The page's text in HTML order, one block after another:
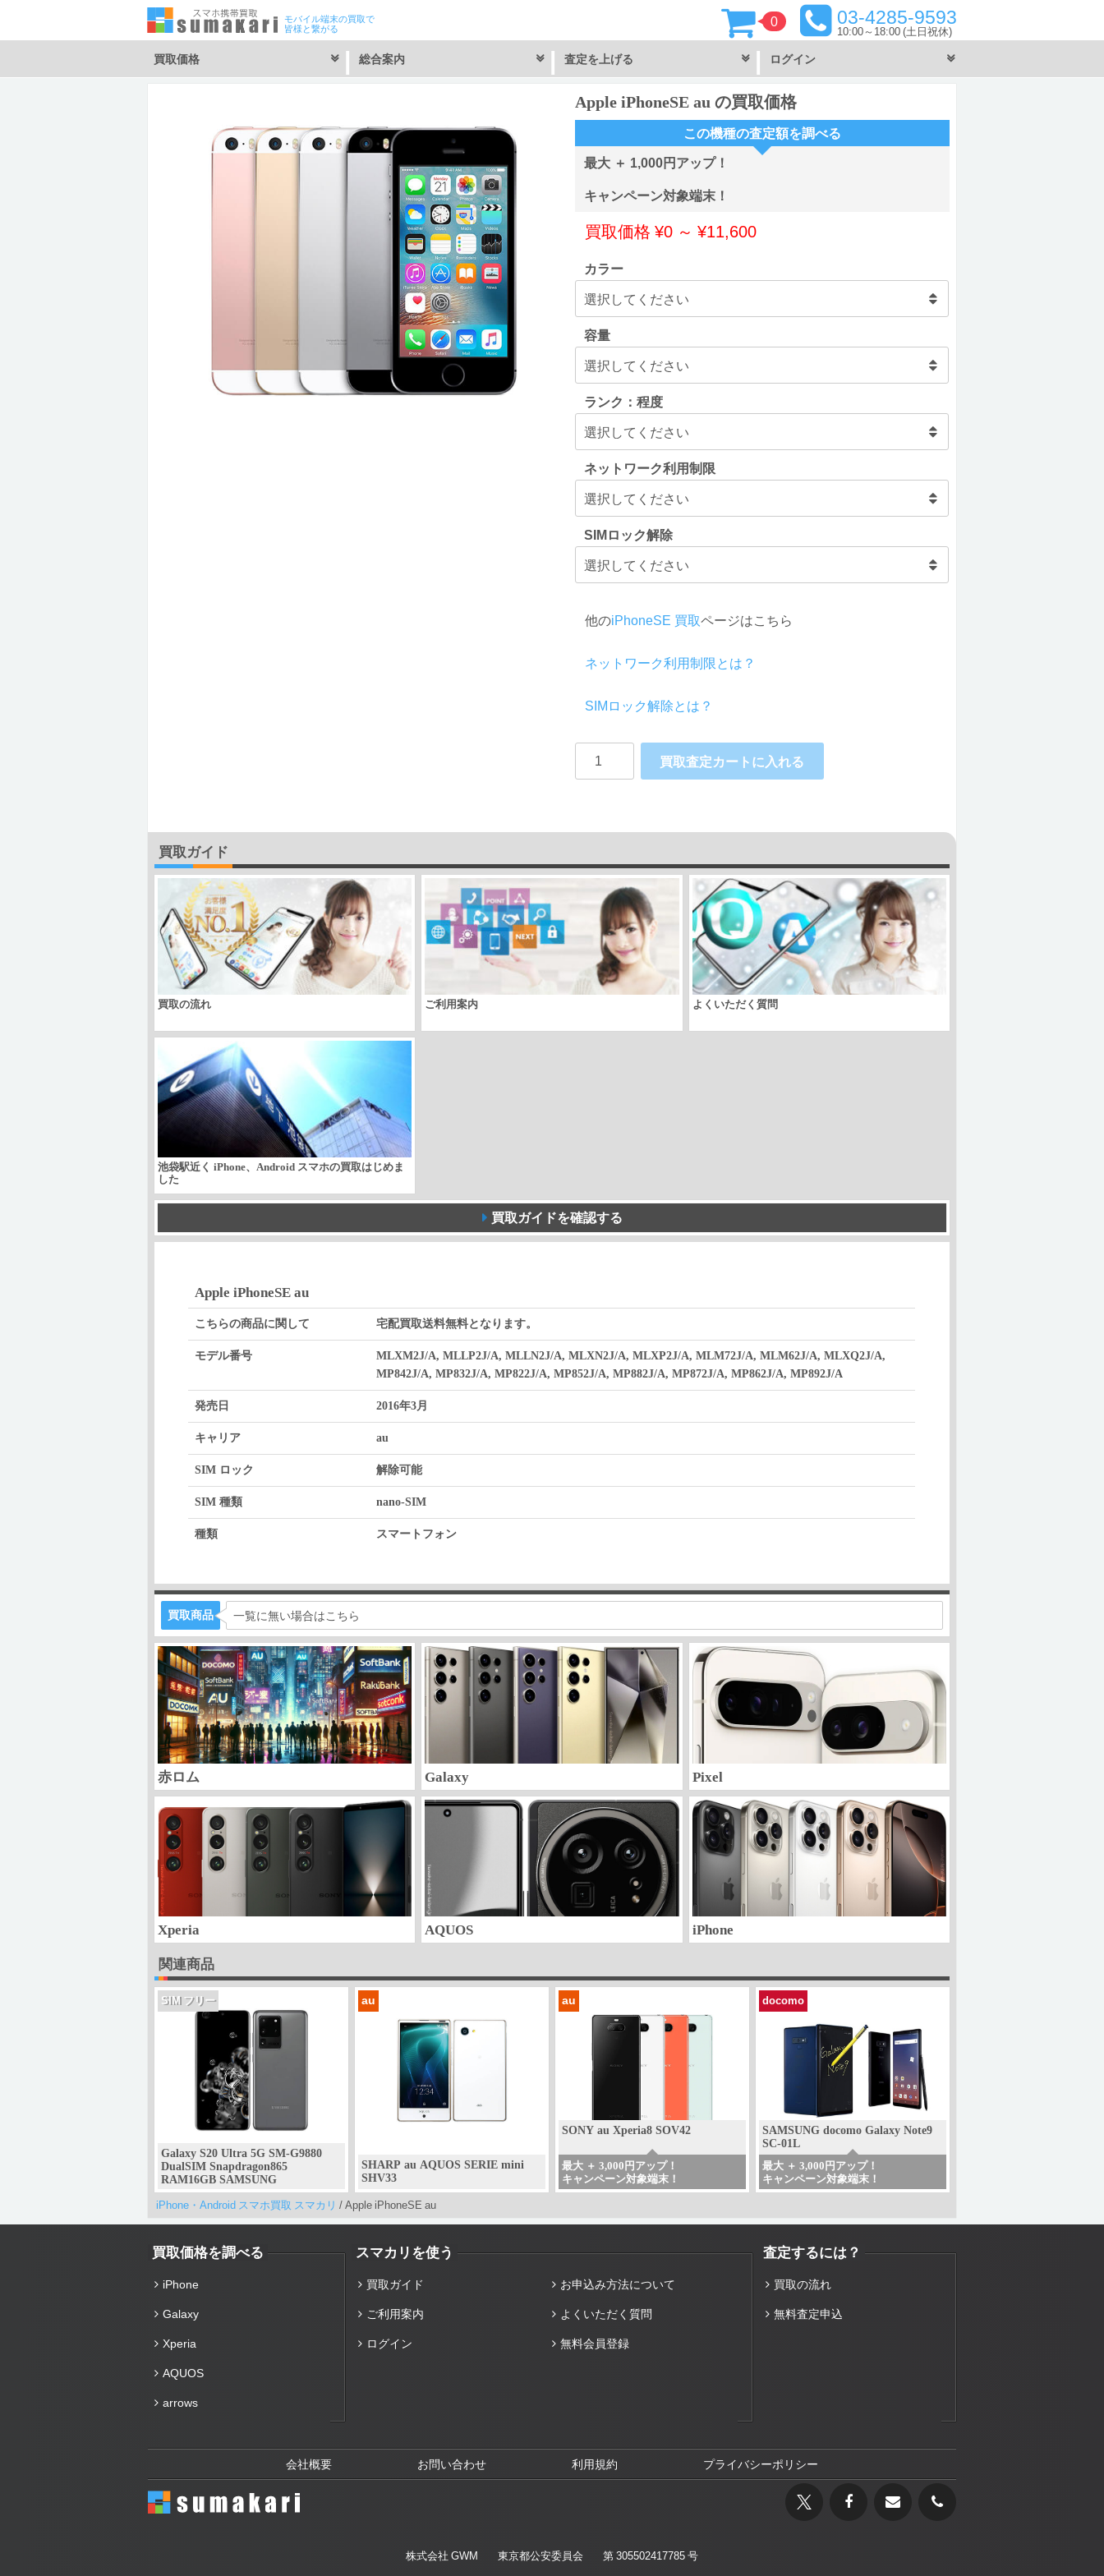
モバイル端末の買取で
皆様と繋がる
03-4285-9593
10:00～18:00 (土日祝休)
0
買取価格 総合案内 査定を上げる ログイン
Apple iPhoneSE au の買取価格
この機種の査定額を調べる
最大 ＋ 1,000円アップ！
キャンペーン対象端末！
買取価格 ¥0～ ¥11,600
カラー
容量
ランク：程度
ネットワーク利用制限
SIMロック解除
他のiPhoneSE 買取ページはこちら
ネットワーク利用制限とは？
SIMロック解除とは？
Apple
iPhoneSE
個
買取査定カートに入れる
買取ガイド
買取の流れ ご利用案内 よくいただく質問
池袋駅近く iPhone、Android スマホの買取はじめま
した
買取ガイドを確認する
Apple iPhoneSE au
こちらの商品に関して 宅配買取送料無料となります。
モデル番号
MLXM2J/A, MLLP2J/A, MLLN2J/A, MLXN2J/A, MLXP2J/A, MLM72J/A, MLM62J/A, MLXQ2J/A,
MP842J/A, MP832J/A, MP822J/A, MP852J/A, MP882J/A, MP872J/A, MP862J/A, MP892J/A
発売日 2016年3月
キャリア au
SIM ロック 解除可能
SIM 種類 nano-SIM
種類 スマートフォン
買取商品 一覧に無い場合はこちら
赤ロム Galaxy Pixel
Xperia AQUOS iPhone
関連商品
SIM フリー
Galaxy S20 Ultra 5G SM-G9880
DualSIM Snapdragon865
RAM16GB SAMSUNG
au
SHARP au AQUOS SERIE mini
SHV33
au
SONY au Xperia8 SOV42
最大 ＋ 3,000円アップ！
キャンペーン対象端末！
docomo
SAMSUNG docomo Galaxy Note9
SC-01L
最大 ＋ 3,000円アップ！
キャンペーン対象端末！
iPhone・Android スマホ買取 スマカリ / Apple iPhoneSE au
買取価格を調べる
iPhone
Galaxy
Xperia
AQUOS
arrows
スマカリを使う
買取ガイド お申込み方法について
ご利用案内 よくいただく質問
ログイン 無料会員登録
査定するには？
買取の流れ
無料査定申込
会社概要 お問い合わせ 利用規約 プライバシーポリシー
株式会社 GWM 東京都公安委員会 第 305502417785 号